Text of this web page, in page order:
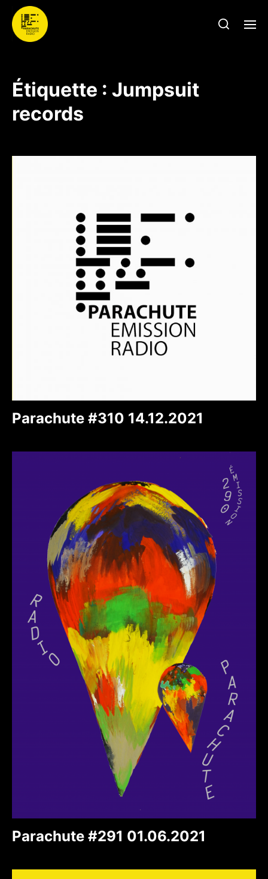
Étiquette : Jumpsuit
records
Parachute #310 14.12.2021
Parachute #291 01.06.2021